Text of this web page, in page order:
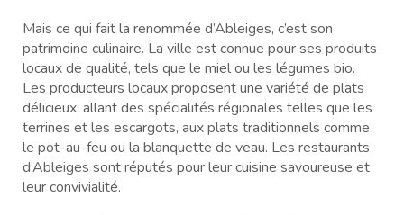
Mais ce qui fait la renommée d’Ableiges, c’est son
patrimoine culinaire. La ville est connue pour ses produits
locaux de qualité, tels que le miel ou les légumes bio.
Les producteurs locaux proposent une variété de plats
délicieux, allant des spécialités régionales telles que les
terrines et les escargots, aux plats traditionnels comme
le pot-au-feu ou la blanquette de veau. Les restaurants
d’Ableiges sont réputés pour leur cuisine savoureuse et
leur convivialité.